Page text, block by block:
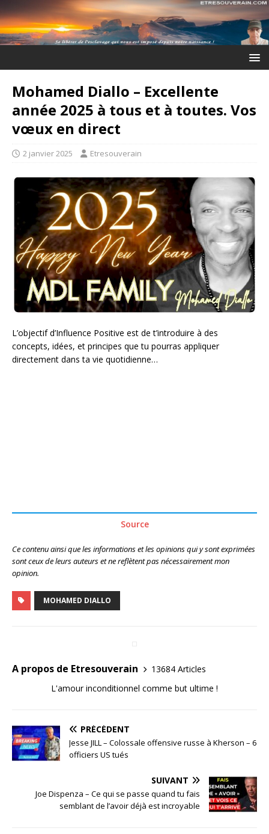
Mohamed Diallo – Excellente
année 2025 à tous et à toutes. Vos
vœux en direct
2 janvier 2025 Etresouverain
L’objectif d’Influence Positive est de t’introduire à des
concepts, idées, et principes que tu pourras appliquer
directement dans ta vie quotidienne…
Source
Ce contenu ainsi que les informations et les opinions qui y sont exprimées
sont ceux de leurs auteurs et ne reflètent pas nécessairement mon
opinion.
MOHAMED DIALLO
A propos de Etresouverain
13684 Articles
L'amour inconditionnel comme but ultime !
PRÉCÉDENT
Jesse JILL – Colossale offensive russe à Kherson – 6
officiers US tués
SUIVANT
Joe Dispenza – Ce qui se passe quand tu fais
semblant de l’avoir déjà est incroyable